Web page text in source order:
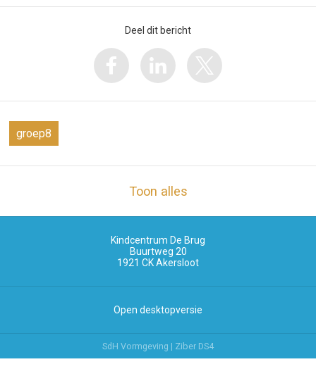
Deel dit bericht
groep8
Toon alles
Kindcentrum De Brug
Buurtweg 20
1921 CKAkersloot
Open desktopversie
SdH Vormgeving | Ziber DS4